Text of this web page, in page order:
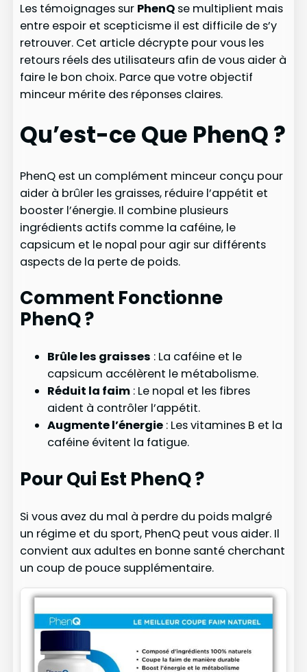
Les témoignages sur PhenQ se multiplient mais
entre espoir et scepticisme il est difficile de s’y
retrouver. Cet article décrypte pour vous les
retours réels des utilisateurs afin de vous aider à
faire le bon choix. Parce que votre objectif
minceur mérite des réponses claires.
Qu’est-ce Que PhenQ ?
PhenQ est un complément minceur conçu pour
aider à brûler les graisses, réduire l’appétit et
booster l’énergie. Il combine plusieurs
ingrédients actifs comme la caféine, le
capsicum et le nopal pour agir sur différents
aspects de la perte de poids.
Comment Fonctionne
PhenQ ?
Brûle les graisses : La caféine et le
capsicum accélèrent le métabolisme.
Réduit la faim : Le nopal et les fibres
aident à contrôler l’appétit.
Augmente l’énergie : Les vitamines B et la
caféine évitent la fatigue.
Pour Qui Est PhenQ ?
Si vous avez du mal à perdre du poids malgré
un régime et du sport, PhenQ peut vous aider. Il
convient aux adultes en bonne santé cherchant
un coup de pouce supplémentaire.